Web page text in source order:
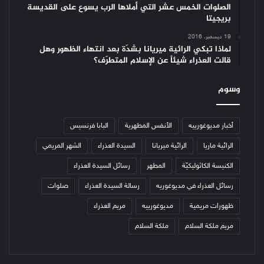
الصلوات الخمس عشر التي أملاها الرب يسوع على القديسة
بريجيتا
19 ديسمبر، 2016
لماذا تبكي الرائية ميريانا بشدّة بعد انتهاء الظهور وهل
قالت العذراء شيئاً عن الإسلام المتطرّف؟
وسوم
أخبار مديوغورييه الأنفس المطهرية البابا فرنسيس
الرائية ماريا الرائية ميريانا السيدة العذراء الشهر المريمي
الكنيسة الكاثوليكيّة المطهر رسائل السيدة العذراء
رسائل العذراء في مديوغوريه رسالة السيدة العذراء صلوات
ظهورات مريمية مديوغورييه مريم العذراء
مريم ملكة السلام ملكة السلام